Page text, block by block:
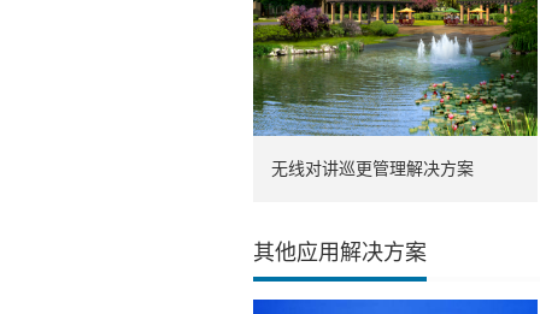
无线对讲巡更管理解决方案
其他应用解决方案